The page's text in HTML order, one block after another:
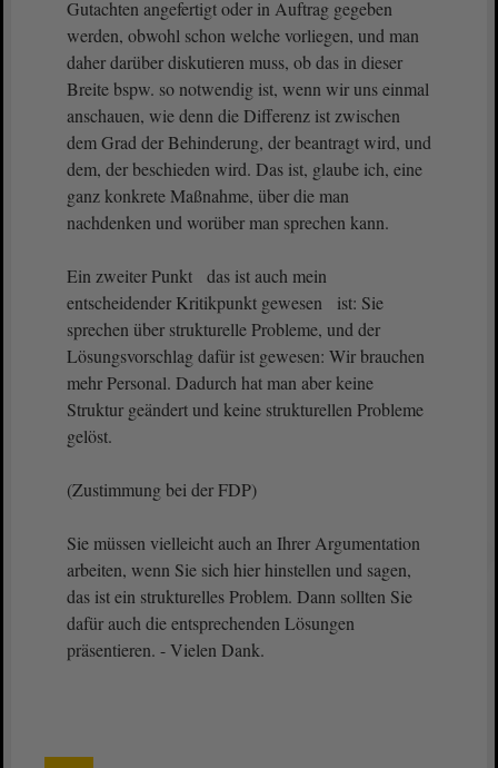
Gutachten angefertigt oder in Auftrag gegeben
werden, obwohl schon welche vorliegen, und man
daher darüber diskutieren muss, ob das in dieser
Breite bspw. so notwendig ist, wenn wir uns einmal
anschauen, wie denn die Differenz ist zwischen
dem Grad der Behinderung, der beantragt wird, und
dem, der beschieden wird. Das ist, glaube ich, eine
ganz konkrete Maßnahme, über die man
nachdenken und worüber man sprechen kann.
Ein zweiter Punkt das ist auch mein
entscheidender Kritikpunkt gewesen ist: Sie
sprechen über strukturelle Probleme, und der
Lösungsvorschlag dafür ist gewesen: Wir brauchen
mehr Personal. Dadurch hat man aber keine
Struktur geändert und keine strukturellen Probleme
gelöst.
(Zustimmung bei der FDP)
Sie müssen vielleicht auch an Ihrer Argumentation
arbeiten, wenn Sie sich hier hinstellen und sagen,
das ist ein strukturelles Problem. Dann sollten Sie
dafür auch die entsprechenden Lösungen
präsentieren. - Vielen Dank.